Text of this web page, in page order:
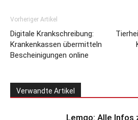
Vorheriger Artikel
Digitale Krankschreibung:
Krankenkassen übermitteln
Bescheinigungen online
Verwandte Artikel
Lemgo: Alle Infos